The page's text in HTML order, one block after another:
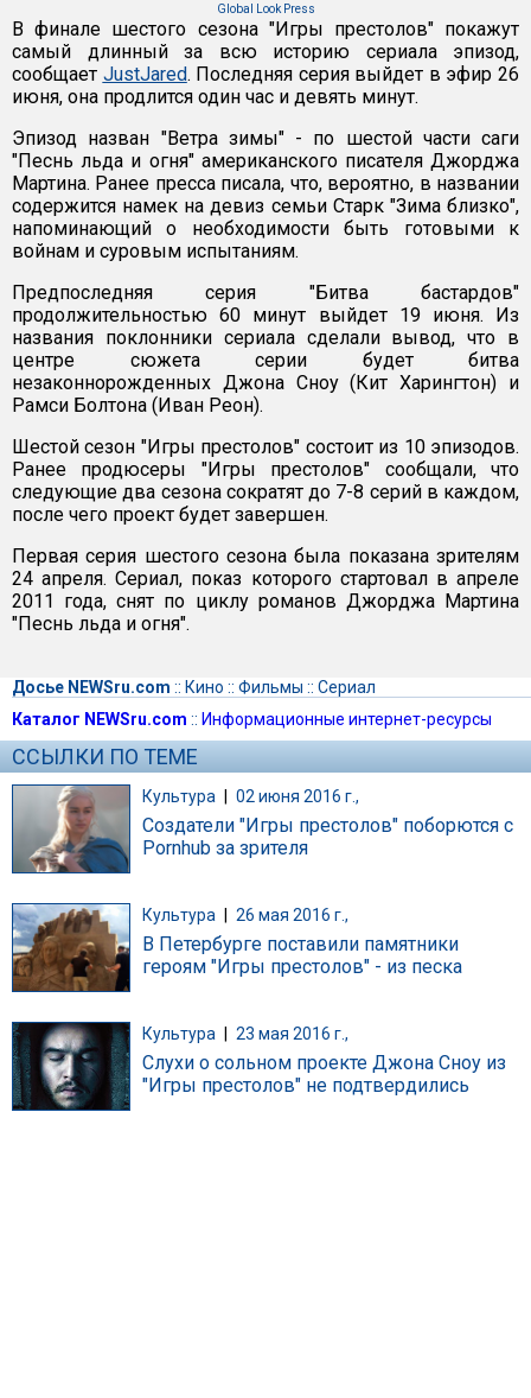
Global Look Press
В финале шестого сезона "Игры престолов" покажут
самый длинный за всю историю сериала эпизод,
сообщает JustJared. Последняя серия выйдет в эфир 26
июня, она продлится один час и девять минут.
Эпизод назван "Ветра зимы" - по шестой части саги
"Песнь льда и огня" американского писателя Джорджа
Мартина. Ранее пресса писала, что, вероятно, в названии
содержится намек на девиз семьи Старк "Зима близко",
напоминающий о необходимости быть готовыми к
войнам и суровым испытаниям.
Предпоследняя серия "Битва бастардов"
продолжительностью 60 минут выйдет 19 июня. Из
названия поклонники сериала сделали вывод, что в
центре сюжета серии будет битва
незаконнорожденных Джона Сноу (Кит Харингтон) и
Рамси Болтона (Иван Реон).
Шестой сезон "Игры престолов" состоит из 10 эпизодов.
Ранее продюсеры "Игры престолов" сообщали, что
следующие два сезона сократят до 7-8 серий в каждом,
после чего проект будет завершен.
Первая серия шестого сезона была показана зрителям
24 апреля. Сериал, показ которого стартовал в апреле
2011 года, снят по циклу романов Джорджа Мартина
"Песнь льда и огня".
Досье NEWSru.com :: Кино :: Фильмы :: Сериал
Каталог NEWSru.com :: Информационные интернет-ресурсы
ССЫЛКИ ПО ТЕМЕ
Культура | 02 июня 2016 г.,
Создатели "Игры престолов" поборются с
Pornhub за зрителя
Культура 26 мая 2016 г.,
В Петербурге поставили памятники
героям "Игры престолов" - из песка
Культура 23 мая 2016 г.,
Слухи о сольном проекте Джона Сноу из
"Игры престолов" не подтвердились